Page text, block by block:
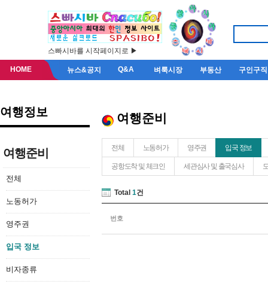
스빠시바를 시작페이지로 ▶
HOME 뉴스&공지 Q&A 벼룩시장 부동산 구인구직
여행정보
여행준비
전체
노동허가
영주권
입국 정보
비자종류
여행준비
전체 노동허가 영주권 입국 정보
공항도착 및 체크인 세관심사 및 출국심사
Total 1건
번호